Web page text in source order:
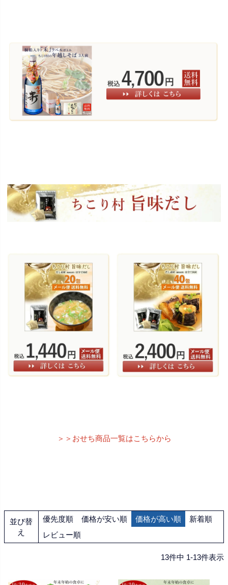
＞＞おせち商品一覧はこちらから
並び替
え
優先度順 価格が安い順 価格が高い順
新着順
レビュー順
13件中 1-13件表示